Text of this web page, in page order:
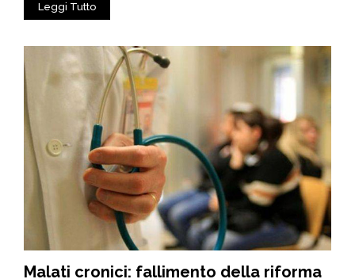
Leggi Tutto
Malati cronici: fallimento della riforma